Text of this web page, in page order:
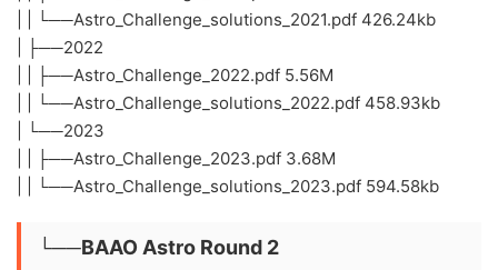
├──BAAO Astro Challenge
| ├──2016
| | ├──Astro_Challenge_2016.pdf 2.50M
| | └──Astro_Challenge_solutions_2016.pdf 353.13kb
| ├──2017
| | └──Astro_Challenge_solutions_2017.pdf 600.49kb
| ├──2018